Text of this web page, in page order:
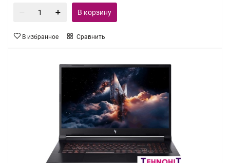
В корзину
В избранное Сравнить